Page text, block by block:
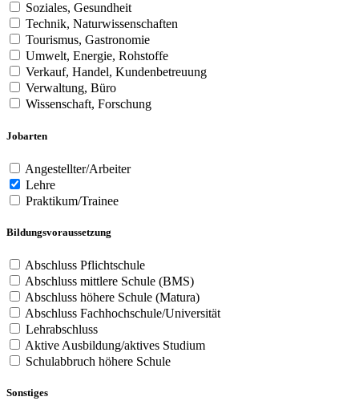
Soziales, Gesundheit
Technik, Naturwissenschaften
Tourismus, Gastronomie
Umwelt, Energie, Rohstoffe
Verkauf, Handel, Kundenbetreuung
Verwaltung, Büro
Wissenschaft, Forschung
Jobarten
Angestellter/Arbeiter
Lehre
Praktikum/Trainee
Bildungsvoraussetzung
Abschluss Pflichtschule
Abschluss mittlere Schule (BMS)
Abschluss höhere Schule (Matura)
Abschluss Fachhochschule/Universität
Lehrabschluss
Aktive Ausbildung/aktives Studium
Schulabbruch höhere Schule
Sonstiges